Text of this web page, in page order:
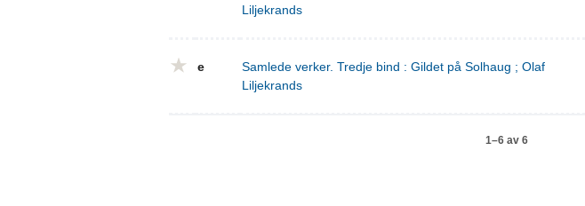
Liljekrands
e
Samlede verker. Tredje bind : Gildet på Solhaug ; Olaf
Liljekrands
1–6 av 6